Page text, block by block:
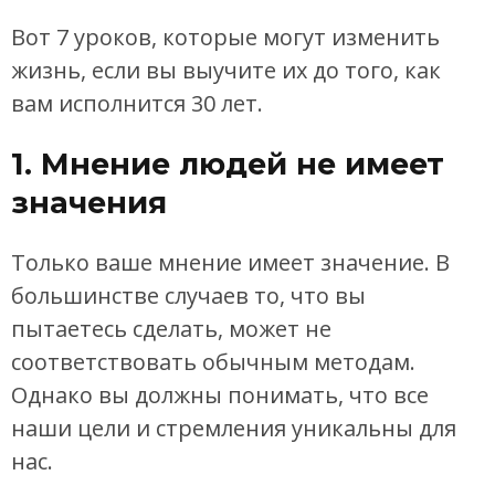
Вот 7 уроков, которые могут изменить
жизнь, если вы выучите их до того, как
вам исполнится 30 лет.
1. Мнение людей не имеет
значения
Только ваше мнение имеет значение. В
большинстве случаев то, что вы
пытаетесь сделать, может не
соответствовать обычным методам.
Однако вы должны понимать, что все
наши цели и стремления уникальны для
нас.